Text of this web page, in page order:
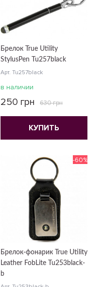
Брелок True Utility
StylusPen Tu257black
Арт. Tu257black
в наличии
250 грн 630 грн
КУПИТЬ
Брелок-фонарик True Utility
Leather FobLite Tu253black-
b
-60%